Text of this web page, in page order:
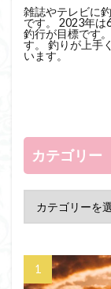
雑誌やテレビに
です。 2023年
釣行が目標です
す。 釣りが上手
います。
カテゴリー